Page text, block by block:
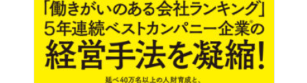
大木トオル（国際セラピードック協会代表）
清水康一朗（ラーニングエッジ株式会社代表取締役）